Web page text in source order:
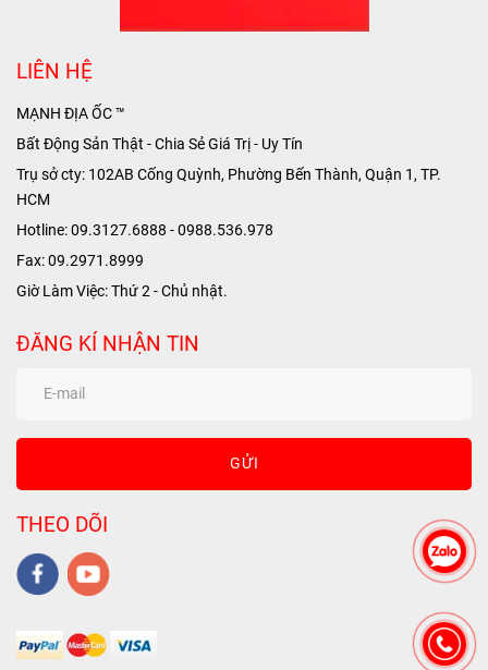
LIÊN HỆ
MẠNH ĐỊA ỐC ™
Bất Động Sản Thật - Chia Sẻ Giá Trị - Uy Tín
Trụ sở cty: 102AB Cống Quỳnh, Phường Bến Thành, Quận 1, TP.
HCM
Hotline: 09.3127.6888 - 0988.536.978
Fax: 09.2971.8999
Giờ Làm Việc: Thứ 2 - Chủ nhật.
ĐĂNG KÍ NHẬN TIN
GỬI
THEO DÕI